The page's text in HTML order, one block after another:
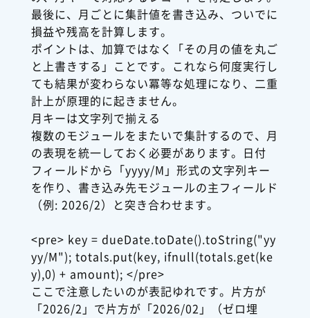
最後に、月ごとに集計値を書き込み、ついでに
損益や残高を計算します。
ポイントは、加算ではなく「その月の値を丸ご
と上書きする」ことです。これなら何度実行し
ても結果が変わらない冪等な処理になり、二重
計上が原理的に起きません。
月キーは文字列で揃える
複数のモジュールをまたいで集計するので、月
の表現を統一しておく必要があります。日付
フィールドから「yyyy/M」形式の文字列キー
を作り、書き込み先モジュールの主フィールド
（例: 2026/2）と突き合わせます。
<pre> key = dueDate.toDate().toString("yy
yy/M"); totals.put(key, ifnull(totals.get(ke
y),0) + amount); </pre>
ここで注意したいのが表記ゆれです。片方が
「2026/2」で片方が「2026/02」（ゼロ埋